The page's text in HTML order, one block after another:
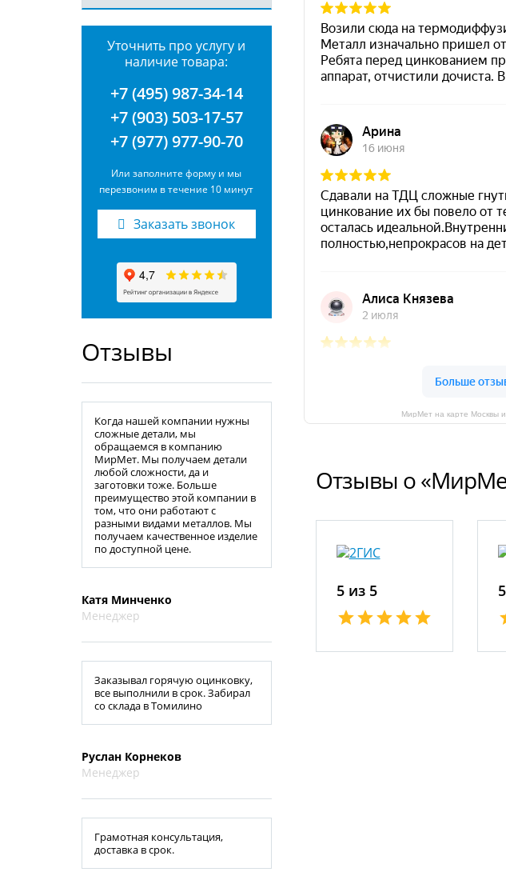
Уточнить про услугу и
наличие товара:
+7 (495) 987-34-14
+7 (903) 503-17-57
+7 (977) 977-90-70
Или заполните форму и мы
перезвоним в течение 10 минут
Заказать звонок
Отзывы
Когда нашей компании нужны
сложные детали, мы
обращаемся в компанию
МирМет. Мы получаем детали
любой сложности, да и
заготовки тоже. Больше
преимущество этой компании в
том, что они работают с
разными видами металлов. Мы
получаем качественное изделие
по доступной цене.
Катя Минченко
Менеджер
Заказывал горячую оцинковку,
все выполнили в срок. Забирал
со склада в Томилино
Руслан Корнеков
Менеджер
Грамотная консультация,
доставка в срок.
МирМет на карте Москвы
Отзывы о
5 из 5